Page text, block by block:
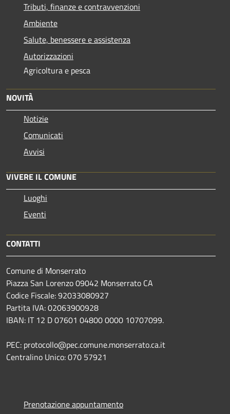
Tributi, finanze e contravvenzioni
Ambiente
Salute, benessere e assistenza
Autorizzazioni
Agricoltura e pesca
NOVITÀ
Notizie
Comunicati
Avvisi
VIVERE IL COMUNE
Luoghi
Eventi
CONTATTI
Comune di Monserrato
Piazza San Lorenzo 09042 Monserrato CA
Codice Fiscale: 92033080927
Partita IVA: 02063900928
IBAN: IT 12 D 07601 04800 0000 10707099.
PEC: protocollo@pec.comune.monserrato.ca.it
Centralino Unico: 070 57921
Prenotazione appuntamento